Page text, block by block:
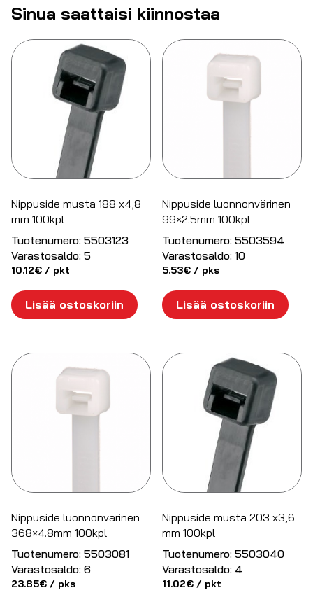
Sinua saattaisi kiinnostaa
Nippuside musta 188 x4,8
mm 100kpl
Tuotenumero: 5503123
Varastosaldo: 5
10.12€ / pkt
Lisää ostoskoriin
Nippuside luonnonvärinen
99×2.5mm 100kpl
Tuotenumero: 5503594
Varastosaldo: 10
5.53€ / pks
Lisää ostoskoriin
Nippuside luonnonvärinen
368×4.8mm 100kpl
Tuotenumero: 5503081
Varastosaldo: 6
23.85€ / pks
Nippuside musta 203 x3,6
mm 100kpl
Tuotenumero: 5503040
Varastosaldo: 4
11.02€ / pkt